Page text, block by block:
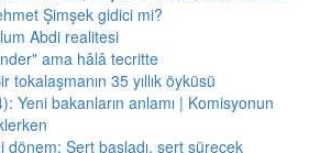
Şimşek gidici mi?
Abdi realitesi
ama hâlâ tecritte
tokalaşmanın 35 yıllık öyküsü
Yeni bakanların anlamı | Komisyonun
dönem: Sert başladı, sert sürecek